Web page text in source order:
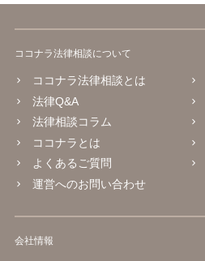
ココナラ法律相談について
ココナラ法律相談とは
法律Q&A
法律相談コラム
ココナラとは
よくあるご質問
運営へのお問い合わせ
会社情報